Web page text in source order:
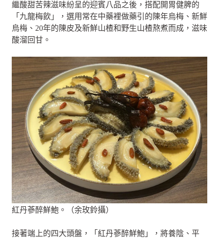
繼酸甜苦辣滋味紛呈的迎賓八品之後，搭配開胃健脾的
「九龍梅飲」，選用常在中藥裡做藥引的陳年烏梅、新鮮
烏梅、20年的陳皮及新鮮山楂和野生山楂熬煮而成，滋味
酸溜回甘。
紅丹蔘醉鮮鮑。（余玫鈴攝）
接著端上的四大頭盤，「紅丹蔘醉鮮鮑」，將養陰、平